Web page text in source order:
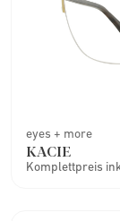
eyes + more
KACIE
Komplettpreis